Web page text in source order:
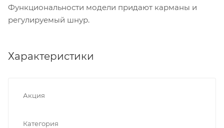
Функциональности модели придают карманы и
регулируемый шнур.
Характеристики
Акция
Категория